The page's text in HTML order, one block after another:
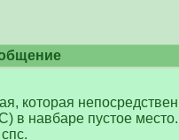
которая
навбаре пустое